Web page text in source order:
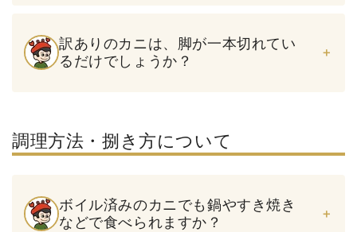
訳ありのカニは、脚が一本切れてい
るだけでしょうか？
調理方法・捌き方について
ボイル済みのカニでも鍋やすき焼き
などで食べられますか？